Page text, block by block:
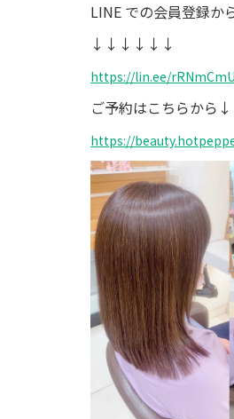
LINE での会員登録か
↓↓↓↓↓↓
https://lin.ee/rRNmCmU
ご予約はこちらから
https://